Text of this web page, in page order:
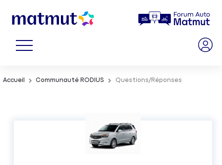
Accueil Communauté RODIUS Questions/Réponses